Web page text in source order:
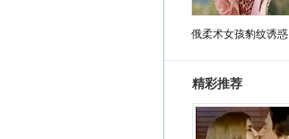
俄柔术女孩豹纹诱惑
精彩推荐